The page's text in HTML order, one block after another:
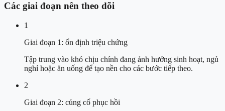
Các giai đoạn nên theo dõi
1
Giai đoạn 1: ổn định triệu chứng
Tập trung vào khó chịu chính đang ảnh hưởng sinh hoạt, ngủ
nghỉ hoặc ăn uống để tạo nền cho các bước tiếp theo.
2
Giai đoạn 2: củng cố phục hồi